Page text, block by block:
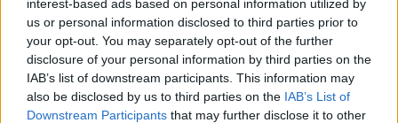
interest-based ads based on personal information utilized by
us or personal information disclosed to third parties prior to
your opt-out. You may separately opt-out of the further
disclosure of your personal information by third parties on the
IAB’s list of downstream participants. This information may
also be disclosed by us to third parties on the IAB’s List of
Downstream Participants that may further disclose it to other